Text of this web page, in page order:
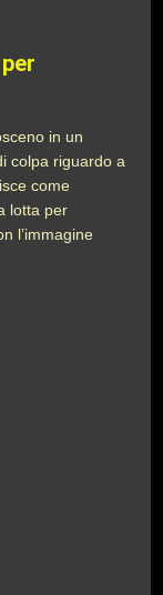
in un
colpa riguardo a
come
lotta per
l’immagine